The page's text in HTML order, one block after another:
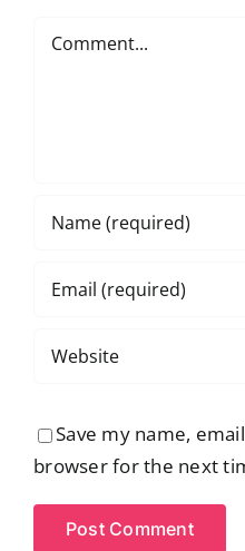
Nelayan
Comment
Save my name,
browser for the next